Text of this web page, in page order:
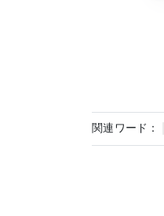
関連ワード：